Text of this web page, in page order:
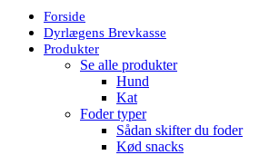
Forside
Dyrlægens Brevkasse
Produkter
Se alle produkter
Hund
Kat
Foder typer
Sådan skifter du foder
Kød snacks